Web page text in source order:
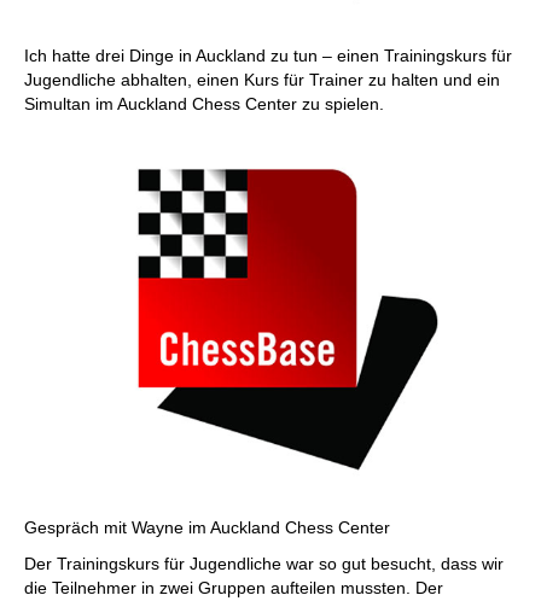
Ich hatte drei Dinge in Auckland zu tun – einen Trainingskurs für
Jugendliche abhalten, einen Kurs für Trainer zu halten und ein
Simultan im Auckland Chess Center zu spielen.
Gespräch mit Wayne im Auckland Chess Center
Der Trainingskurs für Jugendliche war so gut besucht, dass wir
die Teilnehmer in zwei Gruppen aufteilen mussten. Der